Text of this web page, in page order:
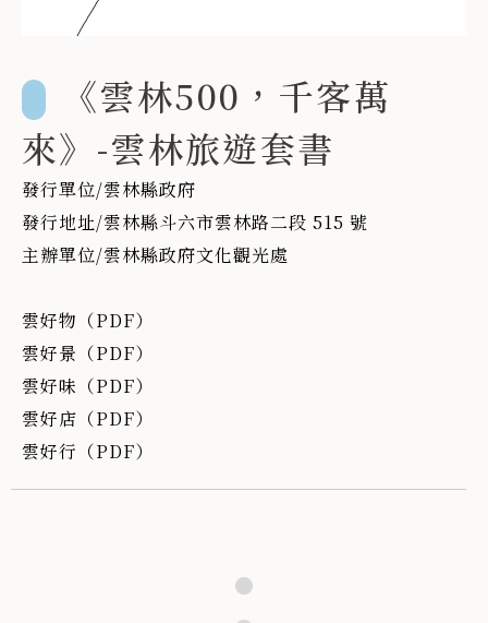
《雲林500，千客萬
來》-雲林旅遊套書
發行單位/雲林縣政府
發行地址/雲林縣斗六市雲林路二段 515 號
主辦單位/雲林縣政府文化觀光處
雲好物（PDF）
雲好景（PDF）
雲好味（PDF）
雲好店（PDF）
雲好行（PDF）